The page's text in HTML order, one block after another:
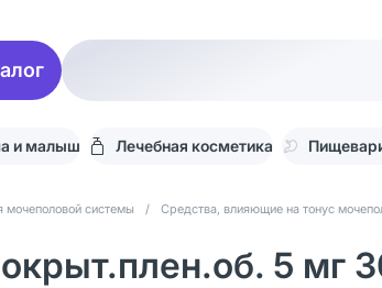
и малыш Лечебная косметика
мочеполовой системы / Средства, влияющие на тонус
5 мг